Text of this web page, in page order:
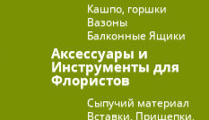
Кашпо, горшки
Вазоны
Балконные Ящики
Аксессуары и
Инструменты для
Флористов
Сыпучий материал
Вставки, Прищепки,